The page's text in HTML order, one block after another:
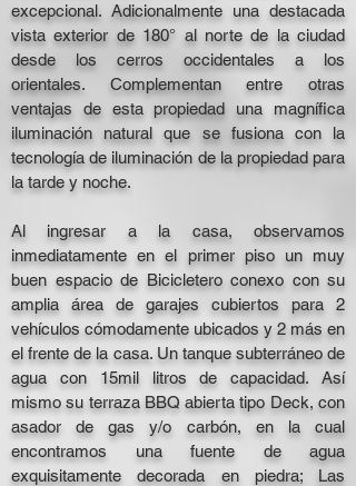
excepcional. Adicionalmente una destacada
vista exterior de 180° al norte de la ciudad
desde los cerros occidentales a los
orientales. Complementan entre otras
ventajas de esta propiedad una magnífica
iluminación natural que se fusiona con la
tecnología de iluminación de la propiedad para
la tarde y noche.
Al ingresar a la casa, observamos
inmediatamente en el primer piso un muy
buen espacio de Bicicletero conexo con su
amplia área de garajes cubiertos para 2
vehículos cómodamente ubicados y 2 más en
el frente de la casa. Un tanque subterráneo de
agua con 15mil litros de capacidad. Así
mismo su terraza BBQ abierta tipo Deck, con
asador de gas y/o carbón, en la cual
encontramos una fuente de agua
exquisitamente decorada en piedra; Las